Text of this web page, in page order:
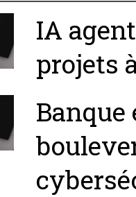
IA
projets
Banque